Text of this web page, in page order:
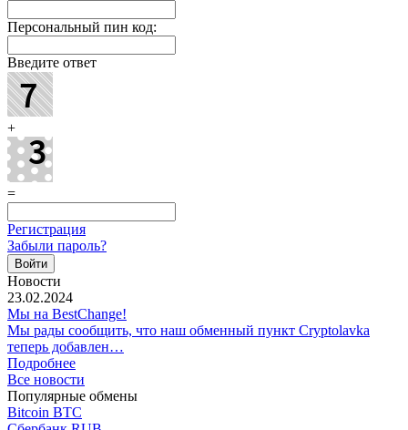
Персональный пин код:
Введите ответ
+
=
Регистрация
Забыли пароль?
Новости
23.02.2024
Мы на BestChange!
Мы рады сообщить, что наш обменный пункт Cryptolavka
теперь добавлен…
Подробнее
Все новости
Популярные обмены
Bitcoin BTC